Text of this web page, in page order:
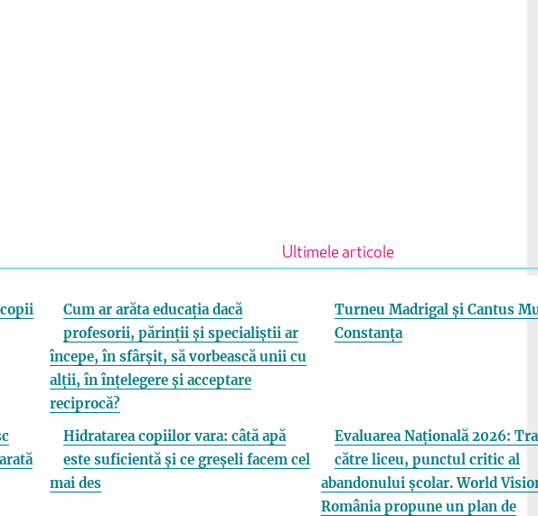
Ultimele articole
Cum ar arăta educația dacă
profesorii, părinții și specialiștii ar
începe, în sfârșit, să vorbească unii cu
alții, în înțelegere și acceptare
reciprocă?
Turneu Madrigal și Cantus
Constanța
Hidratarea copiilor vara: câtă apă
este suficientă și ce greșeli facem cel
mai des
Evaluarea Națională 2026:
către liceu, punctul critic al
abandonului școlar. World
România propune un plan de